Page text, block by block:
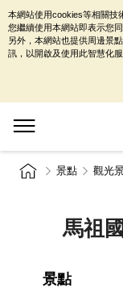
景點 觀光
馬祖
景點
本網站使用cookies等相關技
您繼續使用本網站即表示您
另外，本網站也提供周邊景
訊，以開啟及使用此智慧化服